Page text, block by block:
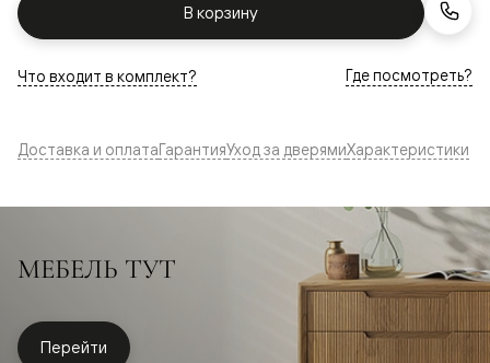
В корзину
Что входит в комплект? Где посмотреть?
Доставка и оплатаГарантияУход за дверямиХарактеристики
МЕБЕЛЬ ТУТ
Перейти